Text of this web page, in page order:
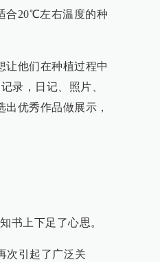
合20℃左右温度的种
让他们在种植过程中
录，日记、照片、
优秀作品做展示，
书上下足了心思。
次引起了广泛关